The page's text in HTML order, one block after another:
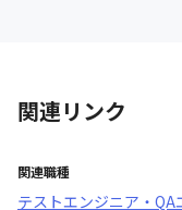
関連リンク
関連職種
テストエンジニア・QA